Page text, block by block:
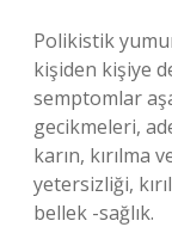
Polikistik
kişiden kişiye
semptomlar
gecikmeleri,
karın, kırılma
yetersizliği,
bellek -sağlık.